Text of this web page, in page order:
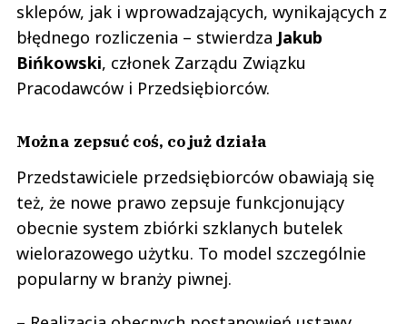
sklepów, jak i wprowadzających, wynikających z
błędnego rozliczenia – stwierdza Jakub
Bińkowski, członek Zarządu Związku
Pracodawców i Przedsiębiorców.
Można zepsuć coś, co już działa
Przedstawiciele przedsiębiorców obawiają się
też, że nowe prawo zepsuje funkcjonujący
obecnie system zbiórki szklanych butelek
wielorazowego użytku. To model szczególnie
popularny w branży piwnej.